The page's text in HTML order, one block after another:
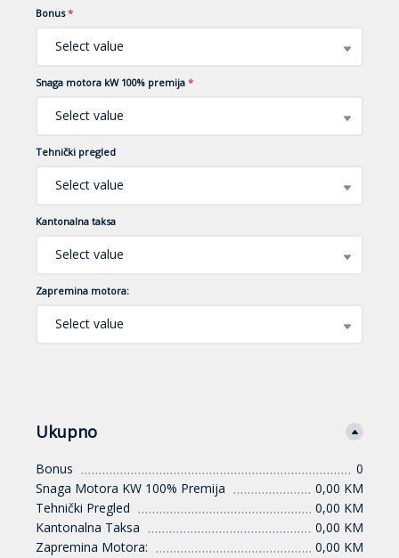
Bonus *
Select value
Snaga motora kW 100% premija *
Select value
Tehnički pregled
Select value
Kantonalna taksa
Select value
Zapremina motora:
Select value
Ukupno
Bonus
0
Snaga Motora KW 100% Premija
0,00 KM
Tehnički Pregled
0,00 KM
Kantonalna Taksa
0,00 KM
Zapremina Motora:
0,00 KM